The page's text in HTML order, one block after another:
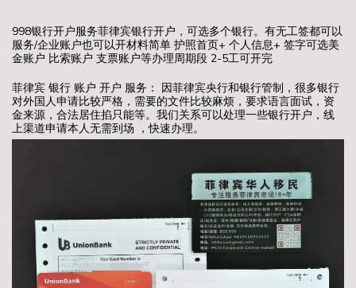
998银行开户服务菲律宾银行开户，可选多个银行。有无工签都可以
服务/企业账户也可以开材料简单 护照首页+ 个人信息+ 签字可选美
金账户 比索账户 支票账户等办理周期段 2-5工可开完
菲律宾 银行 账户 开户 服务： 因菲律宾央行和银行管制，很多银行
对外国人申请比较严格，需要的文件比较麻烦，要求语言面试，资
金来源，合法居住掐只能等。我们关系可以处理一些银行开户，线
上渠道申请本人无需到场 ，快速办理。